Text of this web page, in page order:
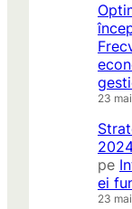
23
pe
ei
23